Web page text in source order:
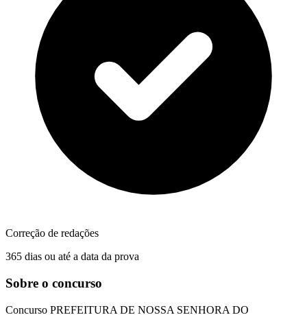
Correção de redações
365 dias ou até a data da prova
Sobre o concurso
Concurso PREFEITURA DE NOSSA SENHORA DO